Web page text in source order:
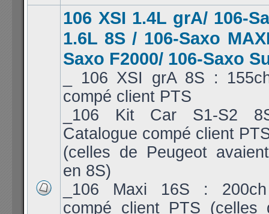
106 XSI 1.4L grA/ 106-
1.6L 8S / 106-Saxo
Saxo F2000/ 106-Saxo
_ 106 XSI grA 8S :
compé client PTS
_106 Kit Car S1-S2
Catalogue compé client
(celles de Peugeot
en 8S)
_106 Maxi 16S :
compé client PTS (celles